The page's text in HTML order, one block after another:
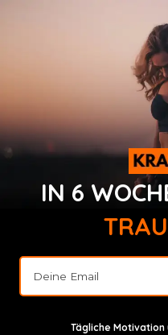
IN 6
Tägliche Motivation